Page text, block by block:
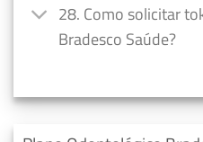
28. Como solicitar
Bradesco Saúde?